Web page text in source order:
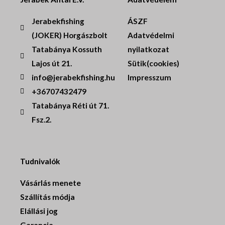
Jerabekfishing
(JOKER) Horgászbolt
Tatabánya Kossuth
Lajos út 21.
info@jerabekfishing.hu
+36707432479
Tatabánya Réti út 71.
Fsz.2.
ÁSZF
Adatvédelmi
nyilatkozat
Sütik(cookies)
Impresszum
Tudnivalók
Vásárlás menete
Szállítás módja
Elállási jog